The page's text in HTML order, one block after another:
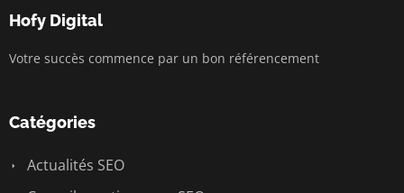
Hofy Digital
Votre succès commence par un bon référencement
Catégories
Actualités SEO